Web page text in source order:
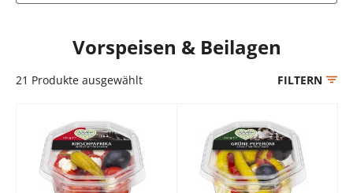
Vorspeisen & Beilagen
21 Produkte ausgewählt FILTERN